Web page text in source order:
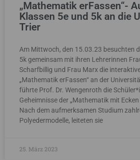
„Mathematik erFassen“-
Klassen 5e und 5k an die
Trier
Am Mittwoch, den 15.03.23 besuchten
5k gemeinsam mit ihren Lehrerinnen
Scharfbillig und Frau Marx die
„Mathematik erFassen“ an der
führte Prof. Dr. Wengenroth die
Geheimnisse der „Mathematik mit
Nach dem aufmerksamen Studium
Polyedermodelle, leiteten sie
25. März 2023